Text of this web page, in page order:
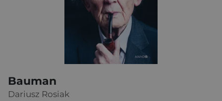
Bauman
Dariusz Rosiak